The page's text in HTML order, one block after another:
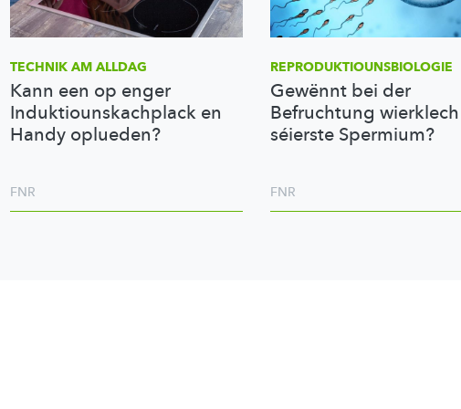
TECHNIK AM ALLDAG
Kann een op enger
Induktiounskachplack en
Handy oplueden?
FNR
REPRODUKTIOUNSBIOLOGIE
Gewënnt bei der
Befruchtung
séierste Spermium?
FNR